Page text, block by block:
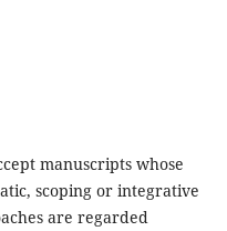
manuscripts whose
scoping or integrative
are regarded